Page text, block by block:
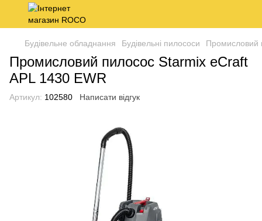
Будівельне обладнання Будівельні пилососи Промисловий
Промисловий пилосос Starmix eCraft
APL 1430 EWR
Артикул: 102580 Написати відгук